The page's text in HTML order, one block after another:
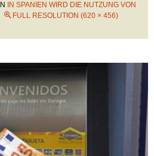
IN
IN SPANIEN WIRD DIE NUTZUNG VON
FULL RESOLUTION (620 × 456)